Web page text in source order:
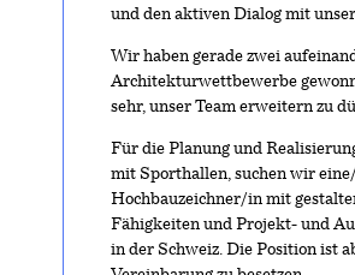
und den aktiven Dialog mit
Wir haben gerade zwei
Architekturwettbewerbe
sehr, unser Team erweitern zu
Für die Planung und
mit Sporthallen, suchen wir
Hochbauzeichner/in mit
Fähigkeiten und Projekt- und
in der Schweiz. Die Position ist